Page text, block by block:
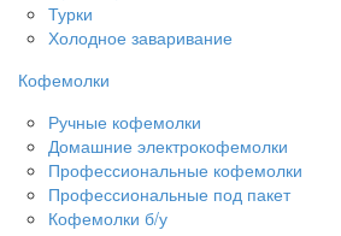
Турки
Холодное заваривание
Кофемолки
Ручные кофемолки
Домашние электрокофемолки
Профессиональные кофемолки
Профессиональные под пакет
Кофемолки б/у